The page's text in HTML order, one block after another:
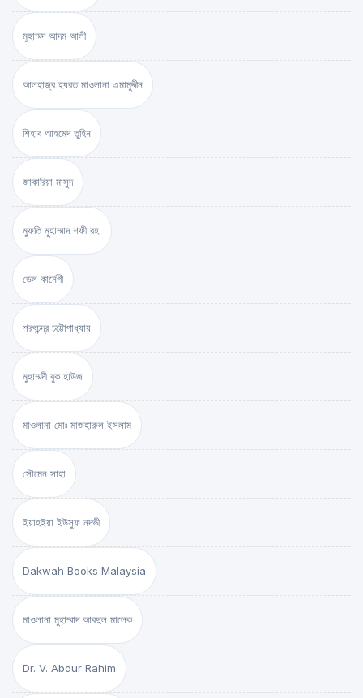
মুহাম্মদ আদম আলী
আলহাজ্ব হযরত মাওলানা এমামুদ্দীন
শিহাব আহমেদ তুহিন
জাকারিয়া মাসুদ
মুফতি মুহাম্মাদ শফী রহ.
ডেল কার্নেগী
শরৎচন্দ্র চট্টোপাধ্যায়
মুহাম্মদী বুক হাউজ
মাওলানা মোঃ মাজহারুল ইসলাম
সৌমেন সাহা
ইয়াহইয়া ইউসুফ নদভী
Dakwah Books Malaysia
মাওলানা মুহাম্মাদ আবদুল মালেক
Dr. V. Abdur Rahim